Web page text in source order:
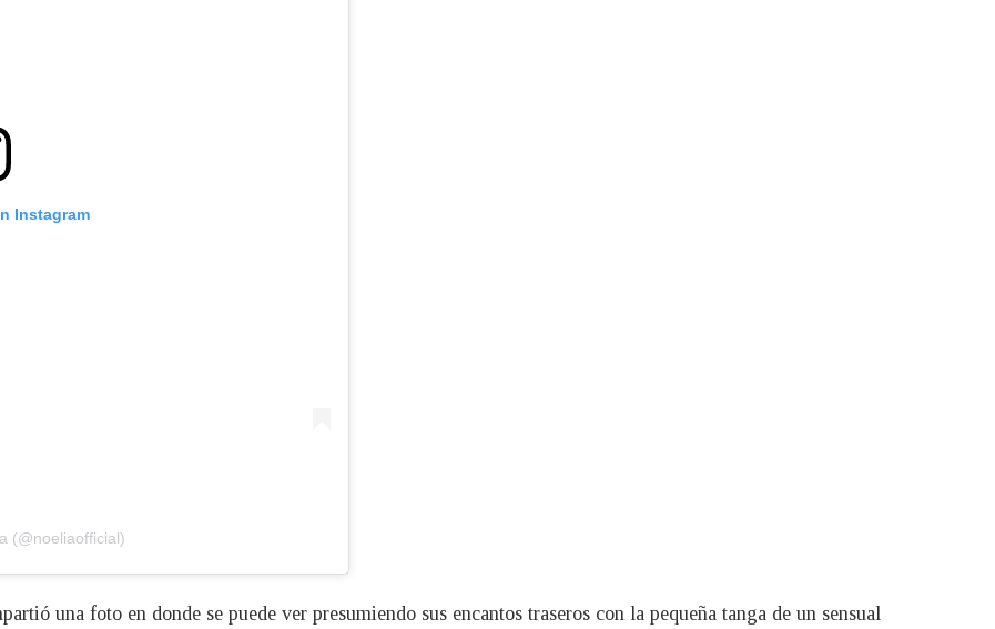
Instagram
(@noeliaofficial)
una foto en donde se puede ver presumiendo sus encantos traseros con la pequeña tanga de un sensual